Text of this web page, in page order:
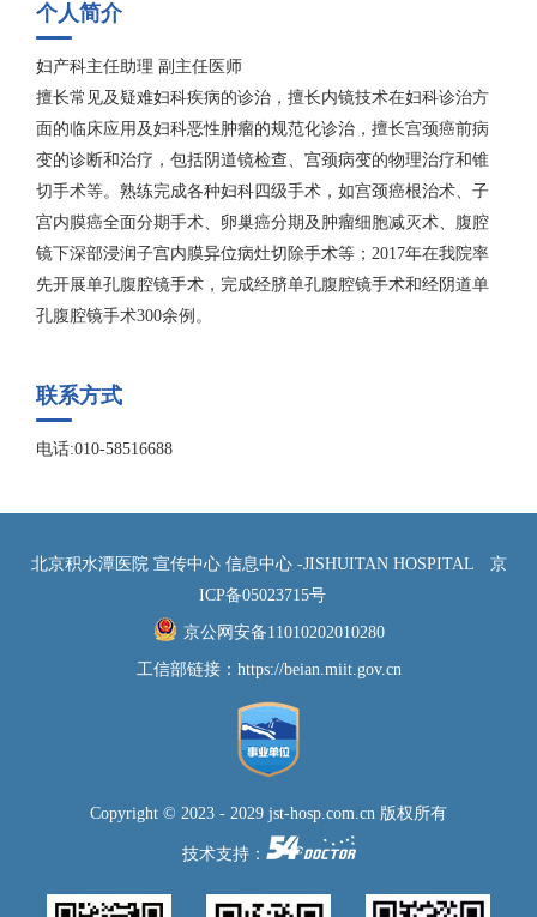
个人简介
妇产科主任助理 副主任医师
擅长常见及疑难妇科疾病的诊治，擅长内镜技术在妇科诊治方
面的临床应用及妇科恶性肿瘤的规范化诊治，擅长宫颈癌前病
变的诊断和治疗，包括阴道镜检查、宫颈病变的物理治疗和锥
切手术等。熟练完成各种妇科四级手术，如宫颈癌根治术、子
宫内膜癌全面分期手术、卵巢癌分期及肿瘤细胞减灭术、腹腔
镜下深部浸润子宫内膜异位病灶切除手术等；2017年在我院率
先开展单孔腹腔镜手术，完成经脐单孔腹腔镜手术和经阴道单
孔腹腔镜手术300余例。
联系方式
电话:010-58516688
北京积水潭医院 宣传中心 信息中心 -JISHUITAN HOSPITAL
京
ICP备05023715号
京公网安备11010202010280
工信部链接： https://beian.miit.gov.cn
Copyright © 2023 - 2029 jst-hosp.com.cn 版权所有
技术支持：